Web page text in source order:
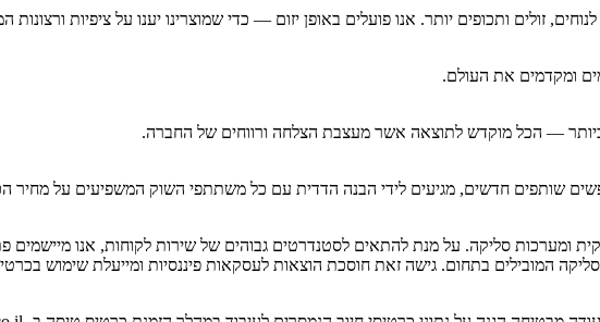
זולים ותכופים יותר. אנו פועלים באופן יזום — כדי שמוצרינו יענו על ציפיות
ומקדמים את העולם.
ביותר — הכל מוקדש לתוצאה אשר מעצבת הצלחה ורווחים של החברה.
שותפים חדשים, מגיעים לידי הבנה הדדית עם כל משתתפי השוק המשפיעים על מחיר
המובילים בתחום. גישה זאת חוסכת הוצאות לעסקאות פיננסיות ומייעלת שימוש